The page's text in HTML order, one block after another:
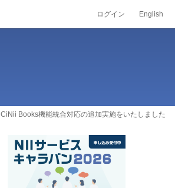
ログイン English
CiNii Books機能統合対応の追加実施をいたしました